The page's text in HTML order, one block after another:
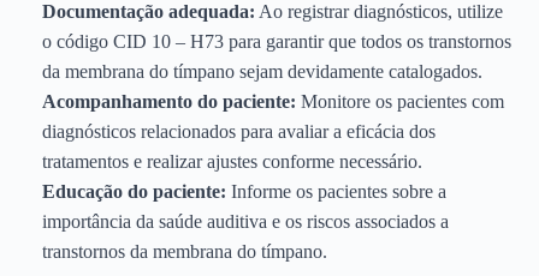
Documentação adequada: Ao registrar diagnósticos, utilize
o código CID 10 – H73 para garantir que todos os transtornos
da membrana do tímpano sejam devidamente catalogados.
Acompanhamento do paciente: Monitore os pacientes com
diagnósticos relacionados para avaliar a eficácia dos
tratamentos e realizar ajustes conforme necessário.
Educação do paciente: Informe os pacientes sobre a
importância da saúde auditiva e os riscos associados a
transtornos da membrana do tímpano.